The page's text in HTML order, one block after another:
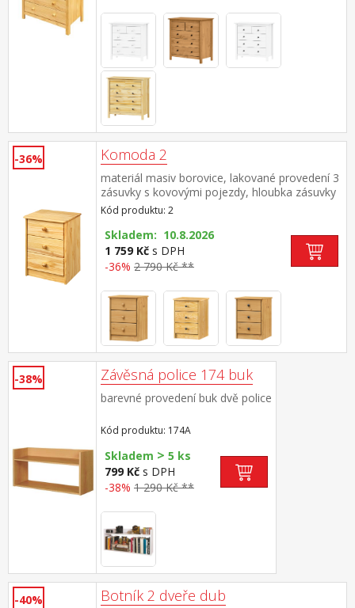
-36% Komoda 2
materiál masiv borovice, lakované provedení 3
zásuvky s kovovými pojezdy, hloubka zásuvky
27,5 cm
Kód produktu: 2
Skladem: 10.8.2026
1 759 Kč s DPH
-36% 2 790 Kč **
-38% Závěsná police 174 buk
barevné provedení buk dvě police
Kód produktu: 174A
Skladem > 5 ks
799 Kč s DPH
-38% 1 290 Kč **
-40% Botník 2 dveře dub